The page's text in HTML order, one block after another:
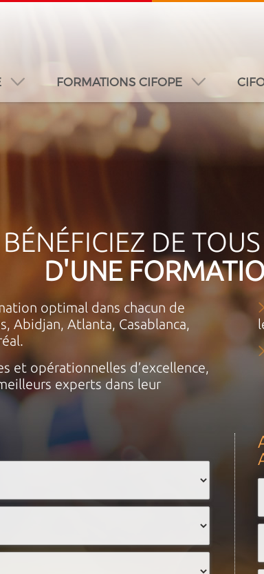
CASABLANCA DUBAÏ DAKAR JEDDAH
FORMATIONS CIFOPE
BÉNÉFICIEZ DE
D'UNE
optimal dans chacun de
Abidjan, Atlanta, Casablanca,
et opérationnelles d’excellence,
experts dans leur